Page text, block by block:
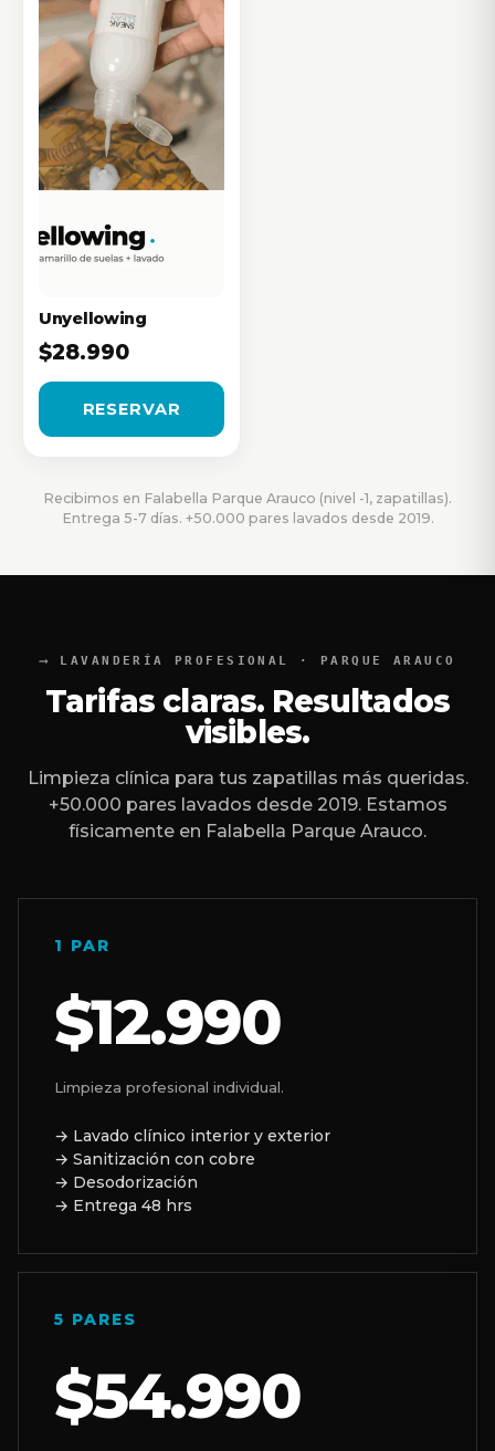
Unyellowing
$28.990
RESERVAR
Recibimos en Falabella Parque Arauco (nivel -1, zapatillas).
Entrega 5-7 días. +50.000 pares lavados desde 2019.
LAVANDERÍA PROFESIONAL · PARQUE ARAUCO
Tarifas claras. Resultados
visibles.
Limpieza clínica para tus zapatillas más queridas.
+50.000 pares lavados desde 2019. Estamos
físicamente en Falabella Parque Arauco.
1 PAR
$12.990
Limpieza profesional individual.
→ Lavado clínico interior y exterior
→ Sanitización con cobre
→ Desodorización
→ Entrega 48 hrs
5 PARES
$54.990